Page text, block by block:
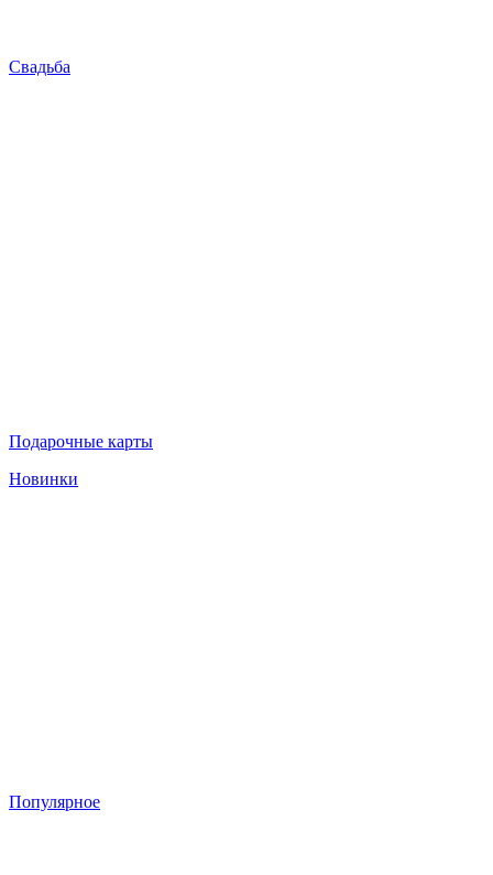
Свадьба
Подарочные карты
Новинки
Популярное